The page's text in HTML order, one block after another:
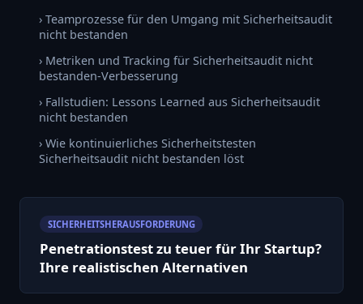
› Teamprozesse für den Umgang mit Sicherheitsaudit
nicht bestanden
› Metriken und Tracking für Sicherheitsaudit nicht
bestanden-Verbesserung
› Fallstudien: Lessons Learned aus Sicherheitsaudit
nicht bestanden
› Wie kontinuierliches Sicherheitstesten
Sicherheitsaudit nicht bestanden löst
SICHERHEITSHERAUSFORDERUNG
Penetrationstest zu teuer für Ihr Startup?
Ihre realistischen Alternativen